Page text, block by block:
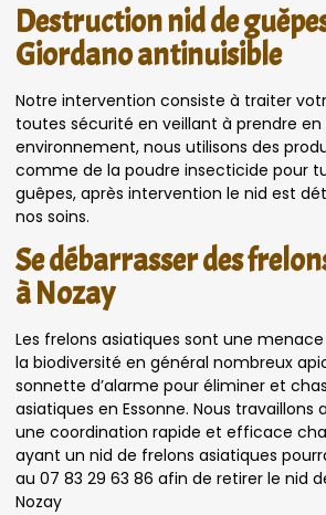
Destruction nid de
Giordano antinuisible
Notre intervention consiste à traiter
toutes sécurité en veillant à prendre
environnement, nous utilisons des
comme de la poudre insecticide pour
guêpes, après intervention le nid est
nos soins.
Se débarrasser des
à Nozay
Les frelons asiatiques sont une
la biodiversité en général nombreux
sonnette d’alarme pour éliminer et
asiatiques en Essonne. Nous travaillons
une coordination rapide et efficace
ayant un nid de frelons asiatiques
au 07 83 29 63 86 afin de retirer le nid
Nozay